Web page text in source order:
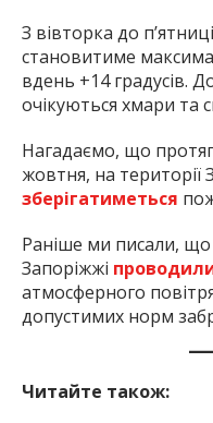
З вівторка до
становитиме
вдень +14 градусів.
очікуються хмари та
Нагадаємо, що
жовтня, на території
зберігатиметься
Раніше ми писали, що
Запоріжжі
атмосферного
допустимих норм
Читайте також: